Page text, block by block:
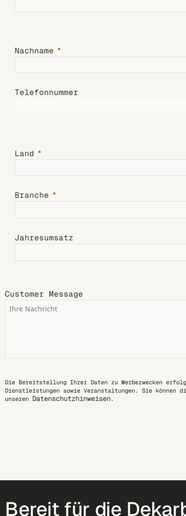
Nachname
Telefonnummer
Land
Branche
Jahresumsatz
Customer Message
Die Bereitstellung Ihrer Daten zu Werbezwecken
Dienstleistungen sowie Veranstaltungen. Sie
unseren Datenschutzhinweisen.
Bereit für die